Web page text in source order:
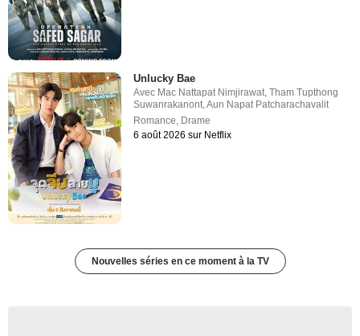
Unlucky Bae
Avec Mac Nattapat Nimjirawat,Tham Tupthong
Suwanrakanont,Aun Napat Patcharachavalit
Romance, Drame
6 août 2026 sur Netflix
Nouvelles séries en ce moment à la TV